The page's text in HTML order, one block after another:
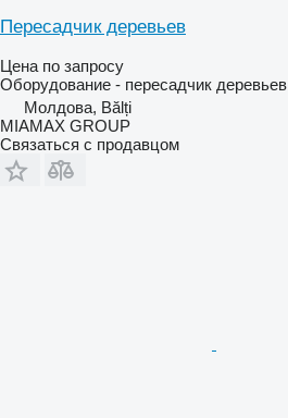
Пересадчик деревьев
Цена по запросу
Оборудование - пересадчик деревьев
Молдова, Bălți
MIAMAX GROUP
Связаться с продавцом